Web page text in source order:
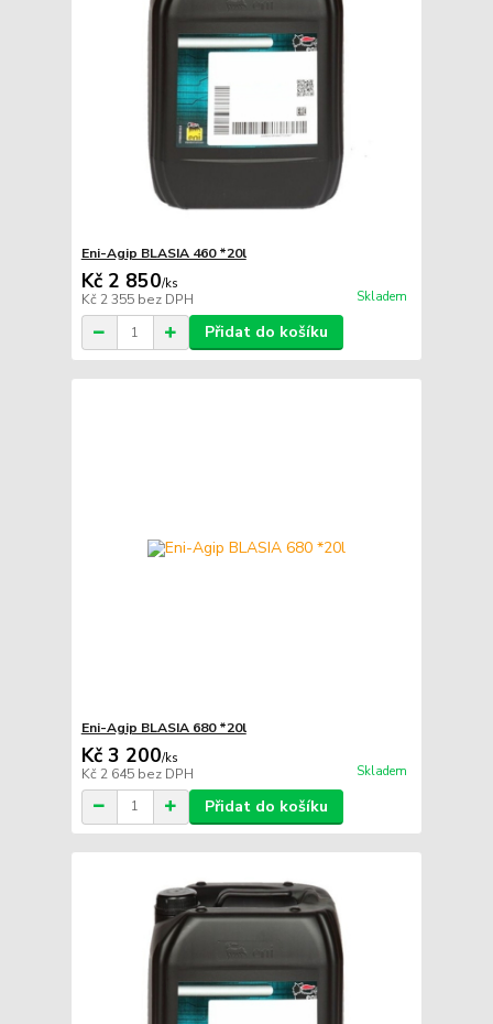
Eni-Agip BLASIA 460 *20l
Kč 2 850/ks
Kč 2 355 bez DPH Skladem
Přidat do košíku
Eni-Agip BLASIA 680 *20l
Kč 3 200/ks
Kč 2 645 bez DPH Skladem
Přidat do košíku